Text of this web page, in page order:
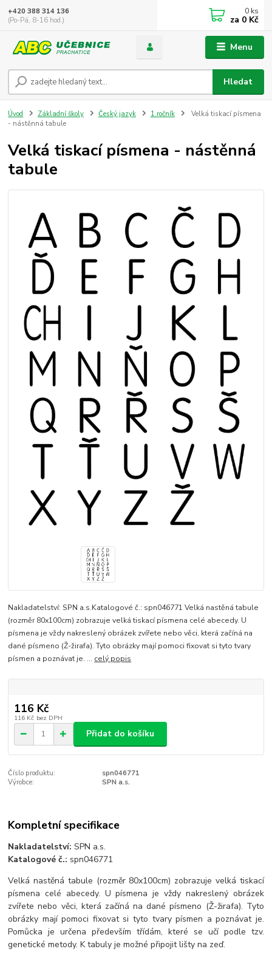
Menu
Hledat
+420 388 314 136
(Po-Pá, 8-16 hod.)
0 ks
za 0 Kč
Úvod Základní školy Český jazyk 1.ročník
Velká tiskací písmena
- nástěnná tabule
Velká tiskací písmena - nástěnná
tabule
Nakladatelství: SPN a.s.Katalogové č.: spn046771 Velká nastěná tabule
(rozměr 80x100cm) zobrazuje velká tiskací písmena celé abecedy. U
písmena je vždy nakreslený obrázek zvířete nebo věci, která začíná na
dané písmeno (Ž-žirafa). Tyto obrázky mají pomoci fixovat si tyto tvary
písmen a poznávat je. ... celý popis
116 Kč
116 Kč bez DPH
Přidat do košíku
Číslo produktu:
spn046771
Výrobce:
SPN a.s.
Kompletní specifikace
Nakladatelství:SPN a.s.
Katalogové č.: spn046771
Velká nastěná tabule (rozměr 80x100cm) zobrazuje velká tiskací
písmena celé abecedy. U písmena je vždy nakreslený obrázek
zvířete nebo věci, která začíná na dané písmeno (Ž-žirafa). Tyto
obrázky mají pomoci fixovat si tyto tvary písmen a poznávat je.
Pomůcka je určena především třídám, které se učí podle tzv.
genetické metody. K tabuly je možné připojit lišty na zeď.